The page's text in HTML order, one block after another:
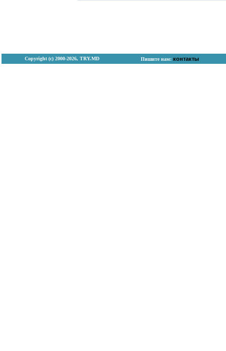
Copyright (с) 2000-2026, TRY.MD Пишите нам: контакты